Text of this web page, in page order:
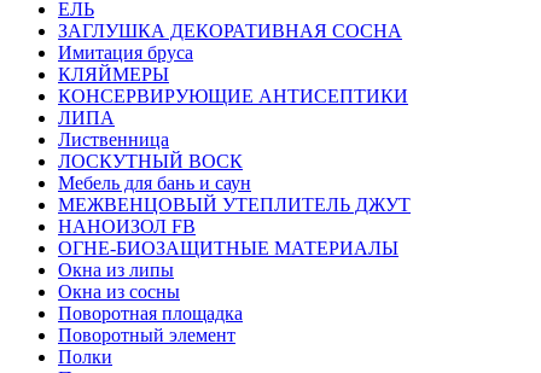
ЕЛЬ
ЗАГЛУШКА ДЕКОРАТИВНАЯ СОСНА
Имитация бруса
КЛЯЙМЕРЫ
КОНСЕРВИРУЮЩИЕ АНТИСЕПТИКИ
ЛИПА
Лиственница
ЛОСКУТНЫЙ ВОСК
Мебель для бань и саун
МЕЖВЕНЦОВЫЙ УТЕПЛИТЕЛЬ ДЖУТ
НАНОИЗОЛ FB
ОГНЕ-БИОЗАЩИТНЫЕ МАТЕРИАЛЫ
Окна из липы
Окна из сосны
Поворотная площадка
Поворотный элемент
Полки